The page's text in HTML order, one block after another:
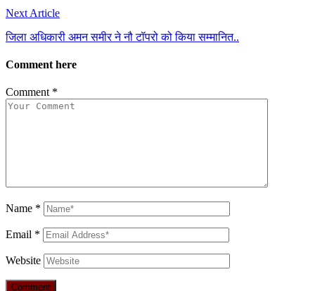
Next Article
जिला अधिकारी अमन समीर ने नौ टॉपरो को किया सम्मानित..
Comment here
Comment *
Name *
Email *
Website